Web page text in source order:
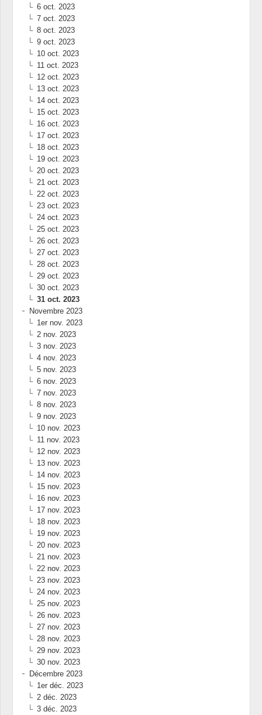
6 oct. 2023
7 oct. 2023
8 oct. 2023
9 oct. 2023
10 oct. 2023
11 oct. 2023
12 oct. 2023
13 oct. 2023
14 oct. 2023
15 oct. 2023
16 oct. 2023
17 oct. 2023
18 oct. 2023
19 oct. 2023
20 oct. 2023
21 oct. 2023
22 oct. 2023
23 oct. 2023
24 oct. 2023
25 oct. 2023
26 oct. 2023
27 oct. 2023
28 oct. 2023
29 oct. 2023
30 oct. 2023
31 oct. 2023
Novembre 2023
1er nov. 2023
2 nov. 2023
3 nov. 2023
4 nov. 2023
5 nov. 2023
6 nov. 2023
7 nov. 2023
8 nov. 2023
9 nov. 2023
10 nov. 2023
11 nov. 2023
12 nov. 2023
13 nov. 2023
14 nov. 2023
15 nov. 2023
16 nov. 2023
17 nov. 2023
18 nov. 2023
19 nov. 2023
20 nov. 2023
21 nov. 2023
22 nov. 2023
23 nov. 2023
24 nov. 2023
25 nov. 2023
26 nov. 2023
27 nov. 2023
28 nov. 2023
29 nov. 2023
30 nov. 2023
Décembre 2023
1er déc. 2023
2 déc. 2023
3 déc. 2023